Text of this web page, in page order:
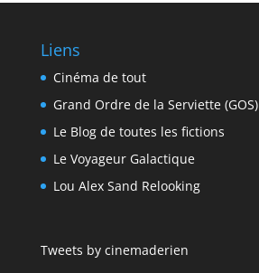
Liens
Cinéma de tout
Grand Ordre de la Serviette (GOS)
Le Blog de toutes les fictions
Le Voyageur Galactique
Lou Alex Sand Relooking
Tweets by cinemaderien